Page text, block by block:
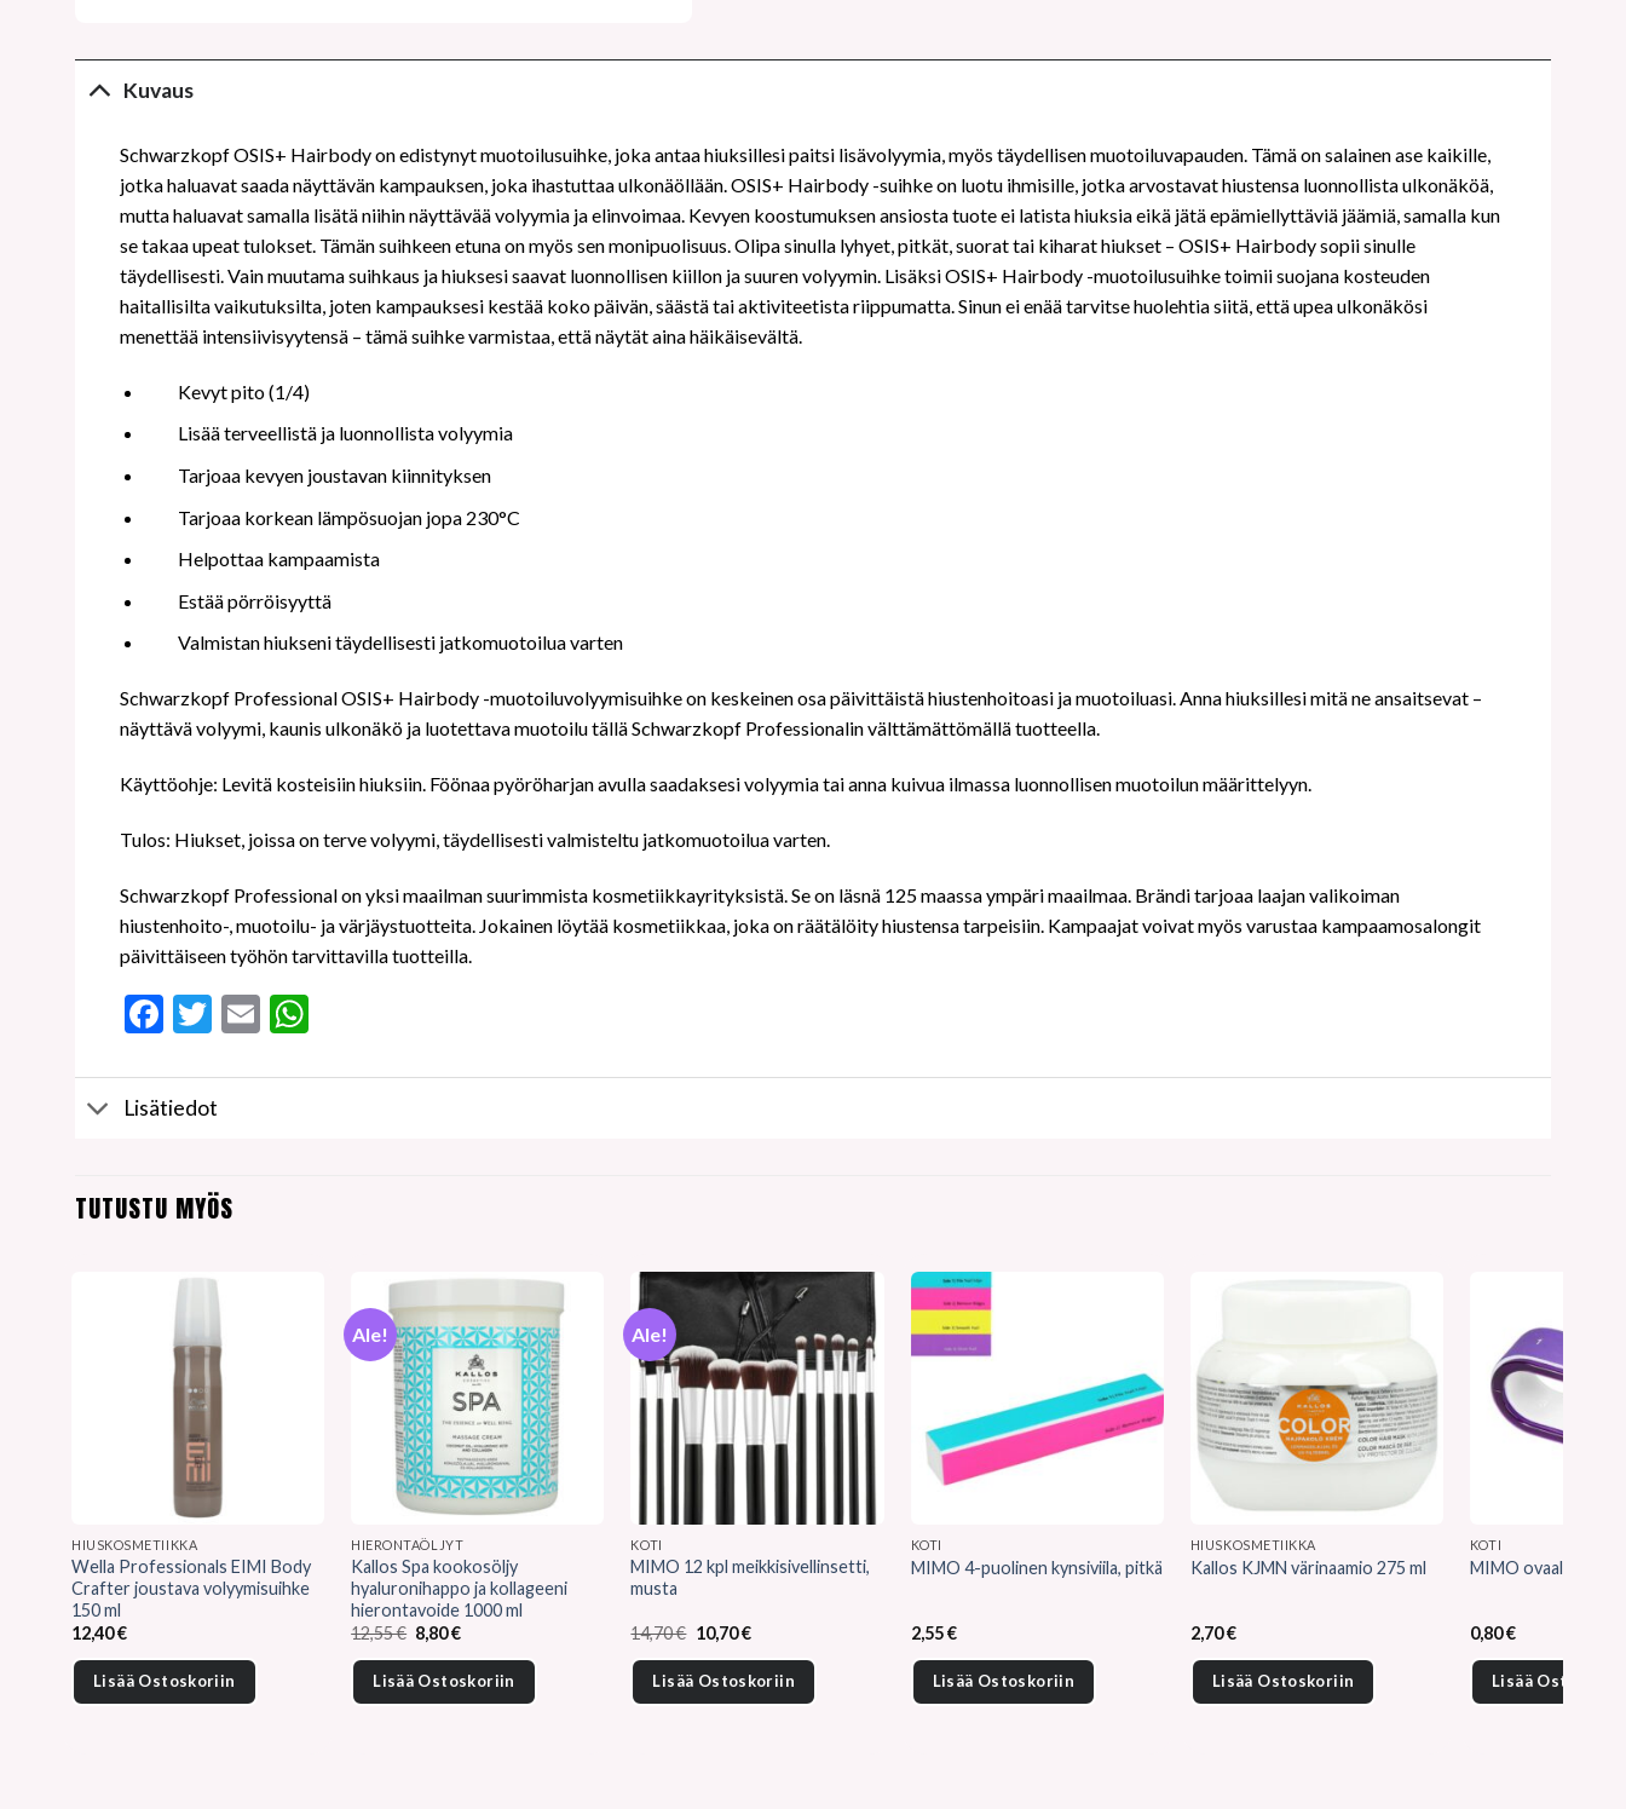
Kuvaus
Schwarzkopf OSIS+ Hairbody on edistynyt muotoilusuihke, joka antaa hiuksillesi paitsi lisävolyymia, myös täydellisen muotoiluvapauden. Tämä on salainen ase kaikille,
jotka haluavat saada näyttävän kampauksen, joka ihastuttaa ulkonäöllään. OSIS+ Hairbody -suihke on luotu ihmisille, jotka arvostavat hiustensa luonnollista ulkonäköä,
mutta haluavat samalla lisätä niihin näyttävää volyymia ja elinvoimaa. Kevyen koostumuksen ansiosta tuote ei latista hiuksia eikä jätä epämiellyttäviä jäämiä, samalla kun
se takaa upeat tulokset. Tämän suihkeen etuna on myös sen monipuolisuus. Olipa sinulla lyhyet, pitkät, suorat tai kiharat hiukset – OSIS+ Hairbody sopii sinulle
täydellisesti. Vain muutama suihkaus ja hiuksesi saavat luonnollisen kiillon ja suuren volyymin. Lisäksi OSIS+ Hairbody -muotoilusuihke toimii suojana kosteuden
haitallisilta vaikutuksilta, joten kampauksesi kestää koko päivän, säästä tai aktiviteetista riippumatta. Sinun ei enää tarvitse huolehtia siitä, että upea ulkonäkösi
menettää intensiivisyytensä – tämä suihke varmistaa, että näytät aina häikäisevältä.
Kevyt pito (1/4)
Lisää terveellistä ja luonnollista volyymia
Tarjoaa kevyen joustavan kiinnityksen
Tarjoaa korkean lämpösuojan jopa 230°C
Helpottaa kampaamista
Estää pörröisyyttä
Valmistan hiukseni täydellisesti jatkomuotoilua varten
Schwarzkopf Professional OSIS+ Hairbody -muotoiluvolyymisuihke on keskeinen osa päivittäistä hiustenhoitoasi ja muotoiluasi. Anna hiuksillesi mitä ne ansaitsevat –
näyttävä volyymi, kaunis ulkonäkö ja luotettava muotoilu tällä Schwarzkopf Professionalin välttämättömällä tuotteella.
Käyttöohje: Levitä kosteisiin hiuksiin. Föönaa pyöröharjan avulla saadaksesi volyymia tai anna kuivua ilmassa luonnollisen muotoilun määrittelyyn.
Tulos: Hiukset, joissa on terve volyymi, täydellisesti valmisteltu jatkomuotoilua varten.
Schwarzkopf Professional on yksi maailman suurimmista kosmetiikkayrityksistä. Se on läsnä 125 maassa ympäri maailmaa. Brändi tarjoaa laajan valikoiman
hiustenhoito-, muotoilu- ja värjäystuotteita. Jokainen löytää kosmetiikkaa, joka on räätälöity hiustensa tarpeisiin. Kampaajat voivat myös varustaa kampaamosalongit
päivittäiseen työhön tarvittavilla tuotteilla.
Facebook
Twitter
EmailWhatsApp
Lisätiedot
TUTUSTU MYÖS
HIUSKOSMETIIKKA
Wella Professionals EIMI Body
Crafter joustava volyymisuihke
150 ml
12,40€
Lisää Ostoskoriin
Ale!
HIERONTAÖLJYT
Kallos Spa kookosöljy
hyaluronihappo ja kollageeni
hierontavoide 1000 ml
12,55€ Alkuperäinen
hinta
oli:
12,55 €.
8,80€Nykyinen
on:
8,80 €.
Lisää Ostoskoriin
Ale!
KOTI
MIMO 12 kpl meikkisivellinsetti,
musta
14,70€ Alkuperäinen
hinta
oli:
14,70 €.
10,70€Nykyinen
on:
10,70 €.
Lisää Ostoskoriin
KOTI
MIMO 4-puolinen kynsiviila, pitkä
2,55€
Lisää Ostoskoriin
HIUSKOSMETIIKKA
Kallos KJMN värinaamio 275 ml
2,70€
Lisää Ostoskoriin
KOTI
MIMO ovaali
0,80€
Lisää